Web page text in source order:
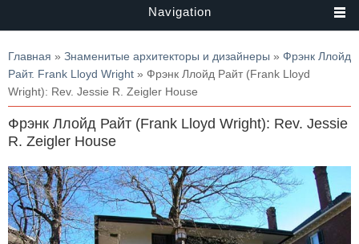
Navigation
Вы здесь
Главная » Знаменитые архитекторы и дизайнеры » Фрэнк Ллойд
Райт. Frank Lloyd Wright » Фрэнк Ллойд Райт (Frank Lloyd
Wright): Rev. Jessie R. Zeigler House
Фрэнк Ллойд Райт (Frank Lloyd Wright): Rev. Jessie
R. Zeigler House